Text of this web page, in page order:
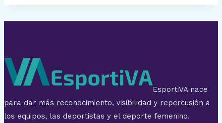
EsportiVA nace
para dar más reconocimiento, visibilidad y repercusión a
los equipos, las deportistas y el deporte femenino.